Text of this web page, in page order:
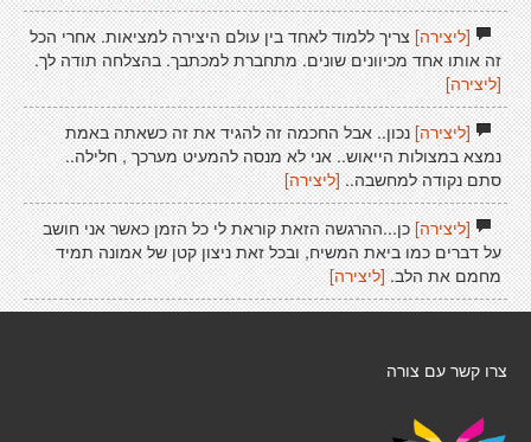
[ליצירה]צריך ללמוד לאחד בין עולם היצירה למציאות. אחרי הכל
זה אותו אחד מכיוונים שונים. מתחברת למכתבך. בהצלחה תודה לך.
[ליצירה]
[ליצירה]נכון.. אבל החכמה זה להגיד את זה כשאתה באמת
נמצא במצולות הייאוש.. אני לא מנסה להמעיט מערכך , חלילה..
סתם נקודה למחשבה..[ליצירה]
[ליצירה]כן...ההרגשה הזאת קוראת לי כל הזמן כאשר אני חושב
על דברים כמו ביאת המשיח, ובכל זאת ניצון קטן של אמונה תמיד
מחמם את הלב.[ליצירה]
צרו קשר עם צורה